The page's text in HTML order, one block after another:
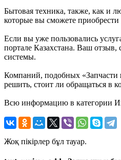
Бытовая техника, также, как и
которые вы сможете
Если вы уже пользовались
портале Казахстана. Ваш отзыв,
системы.
Компаний, подобных «Запчасти
решить, стоит ли обращаться в
Всю информацию в категории
Жоқ пікірлер бұл тауар.